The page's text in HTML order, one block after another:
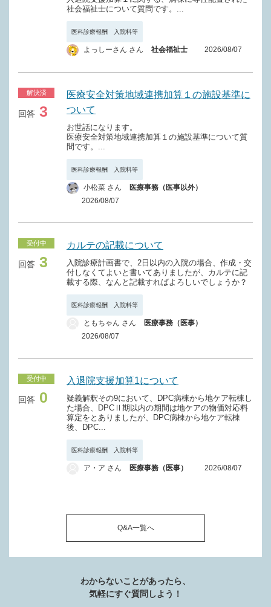
入院診療加算（１日につき）
Ａ２１３ 看護配置加算（１日につき）
Ａ２１４ 看護補助加算（１日につき）
Ａ２１５ 看護・多職種協働加算（１日につき）
Ａ２１６ 削除
Ａ２１７ 削除
Ａ２１８ 地域加算（１日につき）
Ａ２１８－２ 離島加算（１日につき）
Ａ２１９ 療養環境加算（１日につき）
Ａ２２０ ＨＩＶ感染者療養環境特別加算（１日につき）
き）
Ａ２２０－３ 特定薬剤治療環境特別加算（１日につき）
Ａ２２１ 重症者等療養環境特別加算（１日につき）
Ａ２２１－２ 小児療養環境特別加算（１日につき）
Ａ２２１－３ 産科管理加算（１日につき）
Ａ２２３ 診療所療養病床療養環境加算（１日につき）
Ａ２２３－２ 診療所療養病床療養環境改善加算（１日につ
Ａ２２４ 無菌治療室管理加算（１日につき）
Ａ２２５ 放射線治療病室管理加算（１日につき）
Ａ２２６－２ 緩和ケア診療加算（１日につき）
Ａ２２６－４ 小児緩和ケア診療加算（１日につき）
Ａ２２７ 精神科措置入院診療加算（入院初日）
Ａ２２８ 精神科応急入院施設管理加算（入院初日）
Ａ３０８－３ 地域包括ケア病棟入院料（１日につき）
Ａ３０９ 特殊疾患病棟入院料（１日につき）
Ａ３１１－３ 精神科救急・合併症入院料（１日につき）
Ａ３１１－４ 児童・思春期精神科入院医療管理料（１日に
Ａ３１２ 精神療養病棟入院料（１日につき）
Ａ３１４ 認知症治療病棟入院料（１日につき）
Ａ３１５ 削除
Ａ３１６ 削除
Ａ３１９ 特定機能病院リハビリテーション病棟入院料
社会福祉士について質問です。...
医科診療報酬 入院料等
よっしーさん さん 社会福祉士 2026/08/07
解決済
回答 3
医療安全対策地域連携加算１の施設基準に
ついて
お世話になります。
医療安全対策地域連携加算１の施設基準について質
問です。...
医科診療報酬 入院料等
小松菜 さん
医療事務（医事以外）
2026/08/07
受付中
回答 3
カルテの記載について
入院診療計画書で、2日以内の入院の場合、作成・交
付しなくてよいと書いてありましたが、カルテに記
載する際、なんと記載すればよろしいでしょうか？
医科診療報酬 入院料等
ともちゃん さん
医療事務（医事）
2026/08/07
受付中
回答 0
入退院支援加算1について
疑義解釈その9において、DPC病棟から地ケア転棟し
た場合、DPCⅡ期以内の期間は地ケアの物価対応料
算定をとありましたが、DPC病棟から地ケア転棟
後、DPC...
医科診療報酬 入院料等
ア・ア さん 医療事務（医事） 2026/08/07
Q&A一覧へ
わからないことがあったら、
気軽にすぐ質問しよう！